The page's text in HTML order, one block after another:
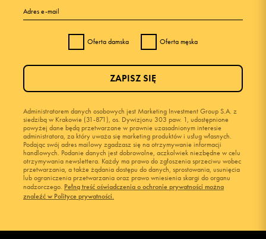
Adres e-mail
Oferta damska Oferta męska
Administratorem danych osobowych jest Marketing Investment Group S.A. z
siedzibą w Krakowie (31-871), os. Dywizjonu 303 paw. 1, udostępnione
powyżej dane będą przetwarzane w prawnie uzasadnionym interesie
administratora, za który uważa się marketing produktów i usług własnych.
Podając swój adres mailowy zgadzasz się na otrzymywanie informacji
handlowych. Podanie danych jest dobrowolne, aczkolwiek niezbędne w celu
otrzymywania newslettera. Każdy ma prawo do zgłoszenia sprzeciwu wobec
przetwarzania, a także żądania dostępu do danych, sprostowania, usunięcia
lub ograniczenia przetwarzania oraz prawo wniesienia skargi do organu
nadzorczego. Pełną treść oświadczenia o ochronie prywatności można
znaleźć w Polityce prywatności.
ZAPISZ SIĘ